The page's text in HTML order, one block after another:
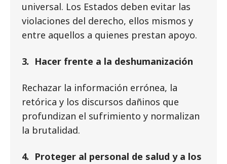
universal. Los Estados deben evitar las
violaciones del derecho, ellos mismos y
entre aquellos a quienes prestan apoyo.
3. Hacer frente a la deshumanización
Rechazar la información errónea, la
retórica y los discursos dañinos que
profundizan el sufrimiento y normalizan
la brutalidad.
4. Proteger al personal de salud y a los